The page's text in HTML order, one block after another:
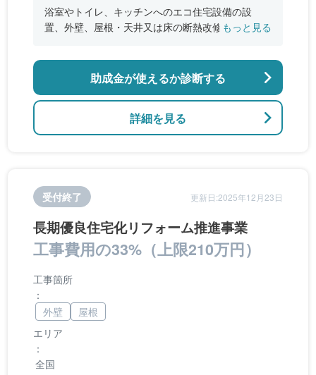
浴室やトイレ、キッチンへのエコ住宅設備の設
置、外壁、屋根・天井又は床の断熱改修、窓やド
のバリアフリー改修
もっと見る
詳細を見る
助成金が使えるか診断する
受付終了 更新日:2025年12月23日
長期優良住宅化リフォーム推進事業
工事費用の33%（上限210万円）
エリア
：
全国
工事箇所
：
外壁
屋根